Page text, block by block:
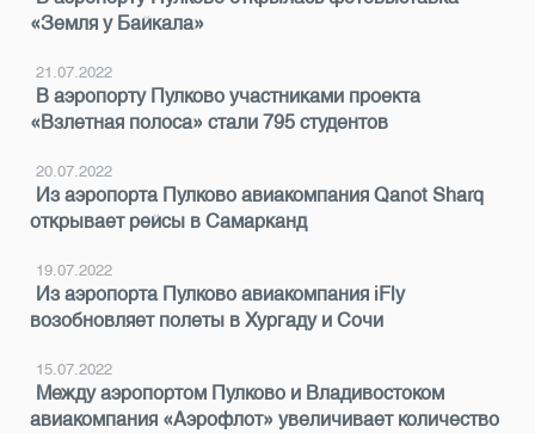
«Земля у Байкала»
21.07.2022
В аэропорту Пулково участниками проекта
«Взлетная полоса» стали 795 студентов
20.07.2022
Из аэропорта Пулково авиакомпания Qanot Sharq
открывает рейсы в Самарканд
19.07.2022
Из аэропорта Пулково авиакомпания iFly
возобновляет полеты в Хургаду и Сочи
15.07.2022
Между аэропортом Пулково и Владивостоком
авиакомпания «Аэрофлот» увеличивает количество